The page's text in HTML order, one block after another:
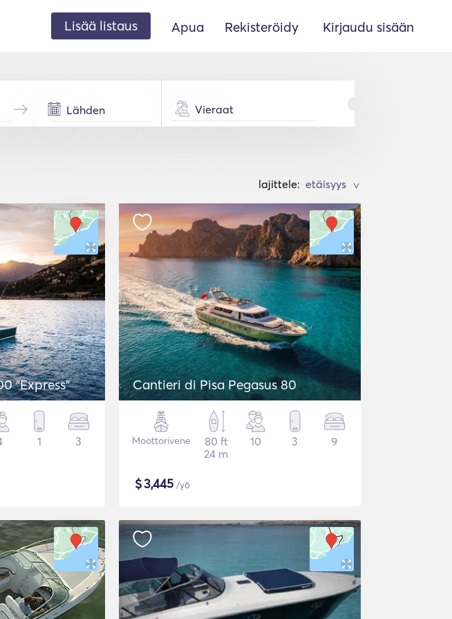
Lisää listaus Apua Rekisteröidy Kirjaudu sisään
Vieraat
lajittele: >
"Express"
1 3
Cantieri di Pisa Pegasus 80
Moottorivene
80 ft
24 m
10 3 9
$3,445 /yö